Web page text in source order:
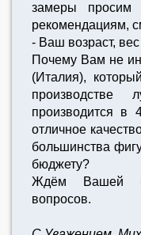
замеры просим
рекомендациям,
- Ваш возраст, вес
Почему Вам не
(Италия),
производстве
производится в
отличное
большинства
бюджету?
Ждём Вашей
вопросов.